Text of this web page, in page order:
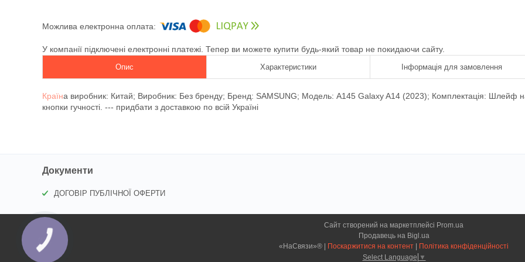
У компанії підключені електронні платежі. Тепер ви можете купити будь-який товар не покидаючи сайту.
Опис Характеристики Інформація для замовлення
Країна виробник: Китай; Виробник: Без бренду; Бренд: SAMSUNG; Модель: A145 Galaxy A14 (2023); Комплектація: Шлейф
кнопки гучності. --- придбати з доставкою по всій Україні
Документи
ДОГОВІР ПУБЛІЧНОЇ ОФЕРТИ
Сайт створений на маркетплейсі Prom.ua
Продавець на Bigl.ua
Поскаржитися на контент
Політика конфіденційності
Select Language ▼
КНОПКА
ЗВ'ЯЗКУ